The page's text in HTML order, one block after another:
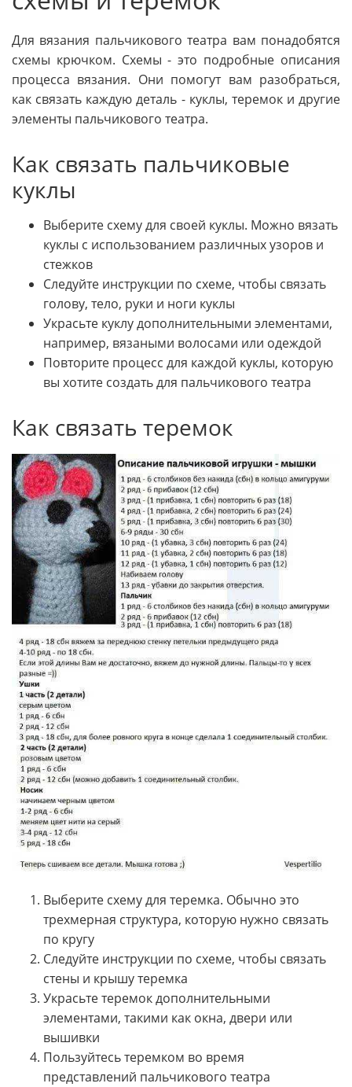
Для вязания пальчикового театра вам понадобятся
схемы крючком. Схемы - это подробные описания
процесса вязания. Они помогут вам разобраться,
как связать каждую деталь - куклы, теремок и другие
элементы пальчикового театра.
Как связать пальчиковые
куклы
Выберите схему для своей куклы. Можно вязать
куклы с использованием различных узоров и
стежков
Следуйте инструкции по схеме, чтобы связать
голову, тело, руки и ноги куклы
Украсьте куклу дополнительными элементами,
например, вязаными волосами или одеждой
Повторите процесс для каждой куклы, которую
вы хотите создать для пальчикового театра
Как связать теремок
Выберите схему для теремка. Обычно это
трехмерная структура, которую нужно связать
по кругу
Следуйте инструкции по схеме, чтобы связать
стены и крышу теремка
Украсьте теремок дополнительными
элементами, такими как окна, двери или
вышивки
Пользуйтесь теремком во время
представлений пальчикового театра